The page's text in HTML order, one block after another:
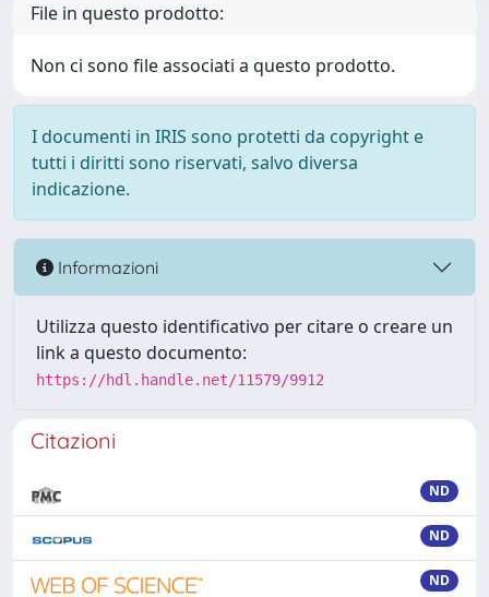
File in questo prodotto:
Non ci sono file associati a questo prodotto.
I documenti in IRIS sono protetti da copyright e
tutti i diritti sono riservati, salvo diversa
indicazione.
Informazioni
Utilizza questo identificativo per citare o creare un
link a questo documento:
https://hdl.handle.net/11579/9912
Citazioni
ND
ND
ND